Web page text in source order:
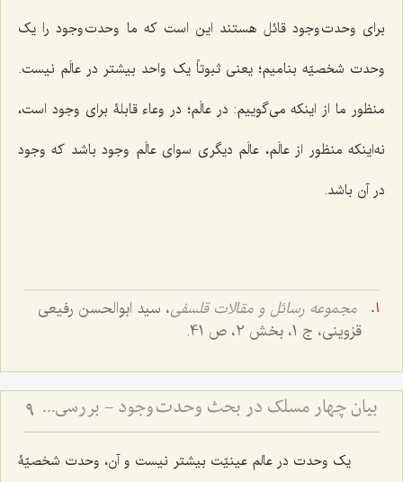
برای وحدت وجود قائل هستند این است که ما وحدت وجود را یک
وحدت شخصیّه بنامیم؛ یعنی ثبوتاً یک واحد بیشتر در عالَم نیست.
منظور ما از اینکه می‌گوییم: در عالَم؛ در وعاء قابلۀ برای وجود است،
نه‌اینکه منظور از عالَم، عالَم دیگری سوای عالَم وجود باشد که وجود
در آن باشد.
مجموعه رسائل و مقالات قلسفی، سید ابوالحسن رفیعی
قزوینی، ج 1، بخش 2، ص 41.
بیان چهار مسلک در بحث وحدت وجود - بررسی مسلک حق در موضوع وحدت وجود 9
یک وحدت در عالم عینیّت بیشتر نیست و آن، وحدت شخصیّۀ